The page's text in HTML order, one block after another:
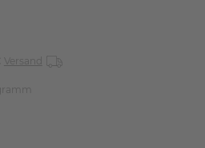
Versand